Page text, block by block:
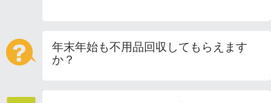
年末年始も不用品回収してもらえます
か？